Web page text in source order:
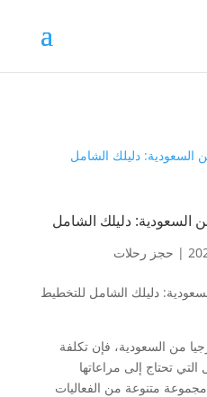
السعودية: دليلك الشامل
| حجز رحلات
دليلك الشامل للتخطيط
من السعودية، فإن تكلفة
تحتاج إلى مراعاتها
متنوعة من الفعاليات